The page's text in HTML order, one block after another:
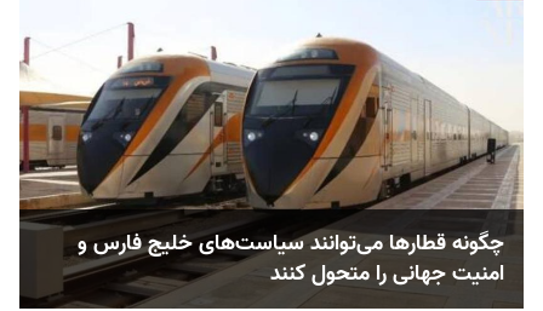
چگونه قطارها می‌توانند سیاست‌های خلیج فارس و
امنیت جهانی را متحول کنند